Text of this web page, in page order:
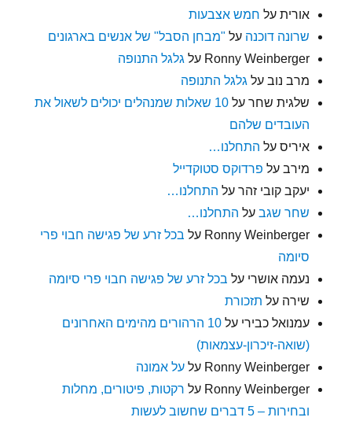
אורית על חמש אצבעות
שרונה דוכנה על "מבחן הסבל" של אנשים בארגונים
Ronny Weinberger על גלגל התנופה
מרב נוב על גלגל התנופה
שלגית שחר על
10 שאלות שמנהלים יכולים לשאול את
העובדים שלהם
איריס על התחלנו…
מירב על פרדוקס סטוקדייל
יעקב קובי זהר על התחלנו…
שחר שגב על התחלנו…
Ronny Weinberger על בכל זרע של פגישה חבוי פרי
סיומה
נעמה אושרי על בכל זרע של פגישה חבוי פרי סיומה
שירה על תזכורת
עמנואל כבירי על
10 הרהורים מהימים האחרונים
(שואה-זיכרון-עצמאות)
Ronny Weinberger עלעל אמונה
Ronny Weinberger על רקטות, פיטורים, מחלות
ובחירות – 5 דברים שחשוב לעשות